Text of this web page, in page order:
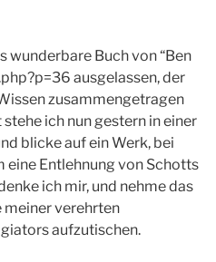
wunderbare Buch von “Ben
ausgelassen, der
zusammengetragen
ich nun gestern in einer
blicke auf ein Werk, bei
eine Entlehnung von Schotts
ich mir, und nehme das
meiner verehrten
aufzutischen.